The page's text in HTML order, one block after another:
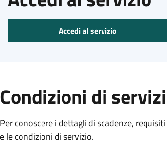
Accedi al servizio
Condizioni di
Per conoscere i dettagli di scadenze,
e le condizioni di servizio.